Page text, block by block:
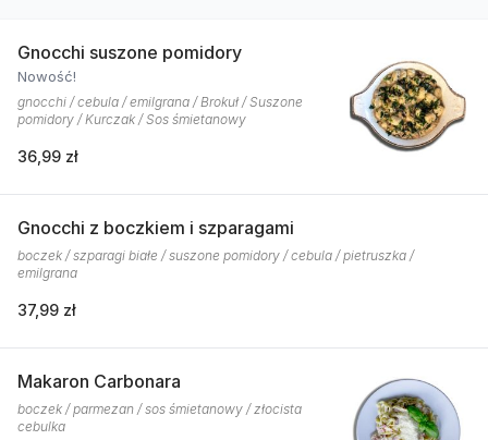
Gnocchi suszone pomidory
Nowość!
gnocchi / cebula / emilgrana / Brokuł / Suszone
pomidory / Kurczak / Sos śmietanowy
36,99 zł
Gnocchi z boczkiem i szparagami
boczek / szparagi białe / suszone pomidory / cebula / pietruszka /
emilgrana
37,99 zł
Makaron Carbonara
boczek / parmezan / sos śmietanowy / złocista
cebulka